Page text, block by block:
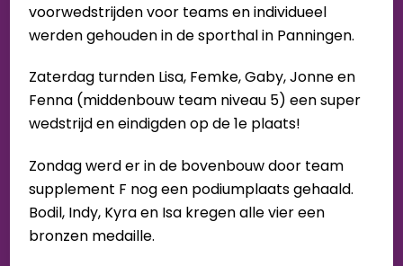
voorwedstrijden voor teams en individueel
werden gehouden in de sporthal in Panningen.
Zaterdag turnden Lisa, Femke, Gaby, Jonne en
Fenna (middenbouw team niveau 5) een super
wedstrijd en eindigden op de 1e plaats!
Zondag werd er in de bovenbouw door team
supplement F nog een podiumplaats gehaald.
Bodil, Indy, Kyra en Isa kregen alle vier een
bronzen medaille.